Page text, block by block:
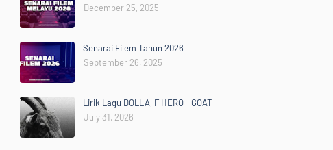
December 25, 2025
Senarai Filem Tahun 2026
September 26, 2025
Lirik Lagu DOLLA, F HERO - GOAT
July 31, 2026